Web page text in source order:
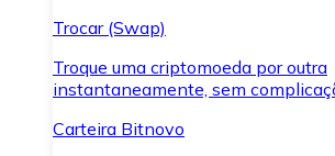
Trocar (Swap)
Troque uma criptomoeda por outra
instantaneamente, sem
Carteira Bitnovo